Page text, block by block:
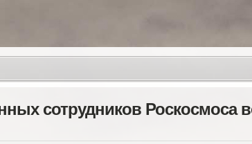
сотрудников Роскосмоса